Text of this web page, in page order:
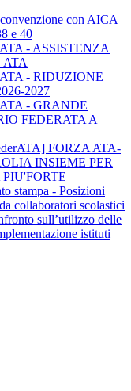
con AICA
e 40
- ASSISTENZA
- RIDUZIONE
2027
- GRANDE
FEDERATA A
FORZA ATA-
INSIEME PER
stampa - Posizioni
collaboratori scolastici
sull’utilizzo delle
istituti